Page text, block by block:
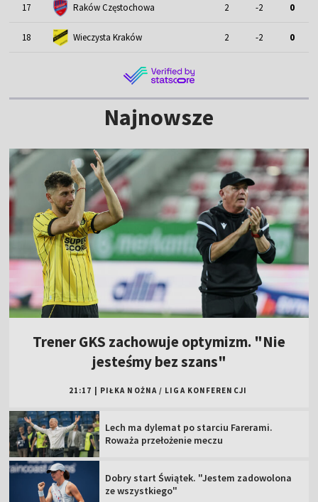
17 Raków Częstochowa 2 -2 0
18 Wieczysta Kraków 2 -2 0
Najnowsze
Trener GKS zachowuje optymizm. "Nie
jesteśmy bez szans"
21:17 | PIŁKA NOŻNA / LIGA KONFERENCJI
Lech ma dylemat po starciu Farerami.
Roważa przełożenie meczu
Dobry start Świątek. "Jestem zadowolona
ze wszystkiego"